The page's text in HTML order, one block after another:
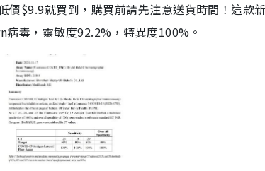
$9.9就買到，購買前請先注意送貨時間！這款
毒，靈敏度92.2%，特異度100%。